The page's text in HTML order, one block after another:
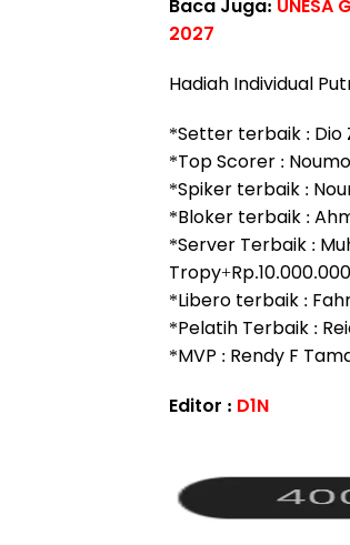
Baca Juga:
2027
Hadiah Individual
*Setter terbaik : Dio
*Top Scorer :
*Spiker terbaik :
*Bloker terbaik :
*Server Terbaik :
*Libero terbaik :
*Pelatih Terbaik :
*MVP : Rendy F
Editor : D1N